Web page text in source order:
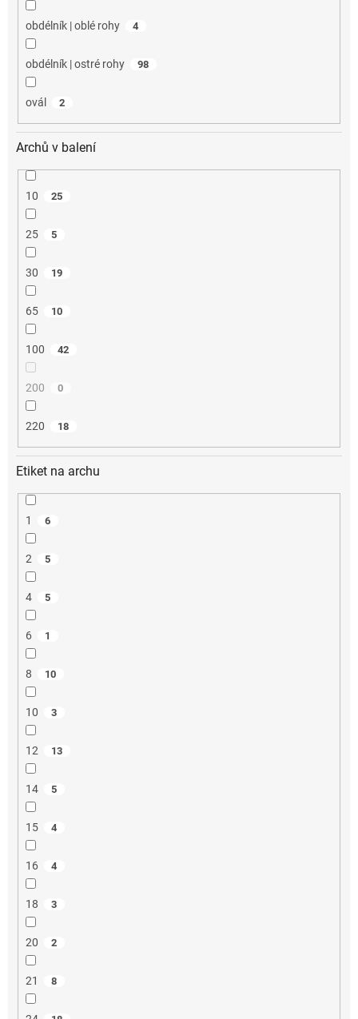
obdélník | oblé rohy 4
obdélník | ostré rohy 98
ovál 2
Archů v balení
10 25
25 5
30 19
65 10
100 42
200 0
220 18
Etiket na archu
1 6
2 5
4 5
6 1
8 10
10 3
12 13
14 5
15 4
16 4
18 3
20 2
21 8